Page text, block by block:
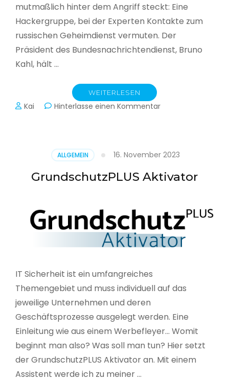
mutmaßlich hinter dem Angriff steckt: Eine
Hackergruppe, bei der Experten Kontakte zum
russischen Geheimdienst vermuten. Der
Präsident des Bundesnachrichtendienst, Bruno
Kahl, hält …
WEITERLESEN
Kai Hinterlasse einen Kommentarzu
Schlacht
im
Netz
ALLGEMEIN 16. November 2023
GrundschutzPLUS Aktivator
IT Sicherheit ist ein umfangreiches
Themengebiet und muss individuell auf das
jeweilige Unternehmen und deren
Geschäftsprozesse ausgelegt werden. Eine
Einleitung wie aus einem Werbefleyer… Womit
beginnt man also? Was soll man tun? Hier setzt
der GrundschutzPLUS Aktivator an. Mit einem
Assistent werde ich zu meiner …